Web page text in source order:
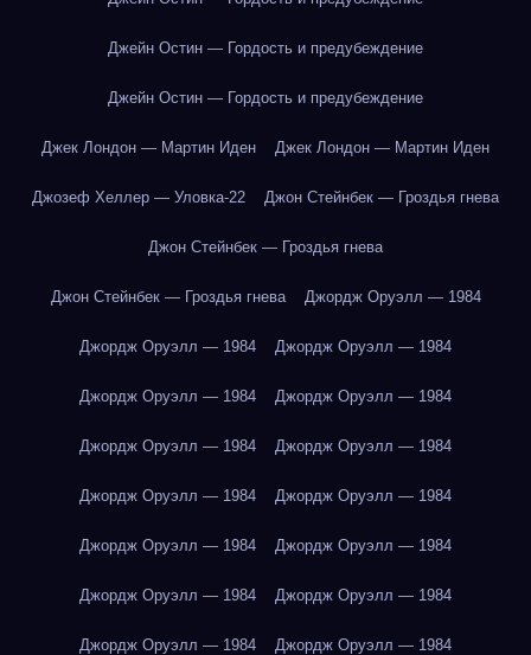
Джейн Остин — Гордость и предубеждение
Джейн Остин — Гордость и предубеждение
Джек Лондон — Мартин Иден Джек Лондон — Мартин Иден
Джозеф Хеллер — Уловка-22 Джон Стейнбек — Гроздья гнева
Джон Стейнбек — Гроздья гнева
Джон Стейнбек — Гроздья гнева Джордж Оруэлл — 1984
Джордж Оруэлл — 1984 Джордж Оруэлл — 1984
Джордж Оруэлл — 1984 Джордж Оруэлл — 1984
Джордж Оруэлл — 1984 Джордж Оруэлл — 1984
Джордж Оруэлл — 1984 Джордж Оруэлл — 1984
Джордж Оруэлл — 1984 Джордж Оруэлл — 1984
Джордж Оруэлл — 1984 Джордж Оруэлл — 1984
Джордж Оруэлл — 1984 Джордж Оруэлл — 1984